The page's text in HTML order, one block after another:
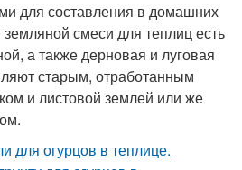
для составления в домашних
смеси для теплиц есть
а также дерновая и луговая
старым, отработанным
и листовой землей или же